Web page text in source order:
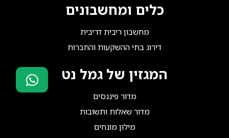
כלים ומחשבונים
מחשבון ריבית דריבית
דירוג בתי ההשקעות והחברות
המגזין של גמל נט
מדור פיננסים
מדור שאלות ותשובות
מילון מונחים